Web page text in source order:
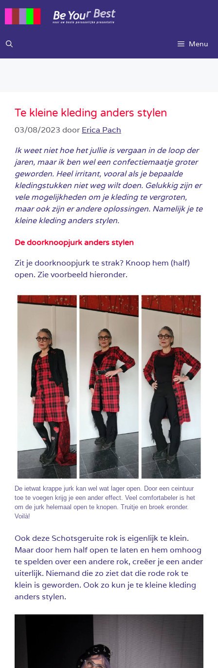
inhoud
Menu
Te kleine kleding anders stylen
03/08/2023 door Erica Pach
Ik weet niet hoe het jullie is vergaan in de loop der
jaren, maar ik ben wel een confectiemaatje groter
geworden. Heel irritant, vooral als je bepaalde
kledingstukken niet weg wilt doen. Gelukkig zijn er
vele mogelijkheden om je kleding te vergroten,
maar ook zijn er andere oplossingen. Namelijk je te
kleine kleding anders stylen.
De doorknoopjurk anders stylen
Zit je doorknoopjurk te strak? Knoop hem (half)
open. Zie voorbeeld hieronder.
De ietwat krappe jurk kan wel wat lager open. Door een ceintuur
toe te voegen krijg je een ander effect. Veel comfortabeler is het
om de jurk helemaal open te knopen. Truitje en broek eronder.
Voilà!
Ook deze Schotsgeruite rok is eigenlijk te klein.
Maar door hem half open te laten en hem omhoog
te spelden over een andere rok, creëer je een ander
uiterlijk. Niemand die zo ziet dat die rode rok te
klein is geworden. Ook zo kun je te kleine kleding
anders stylen.